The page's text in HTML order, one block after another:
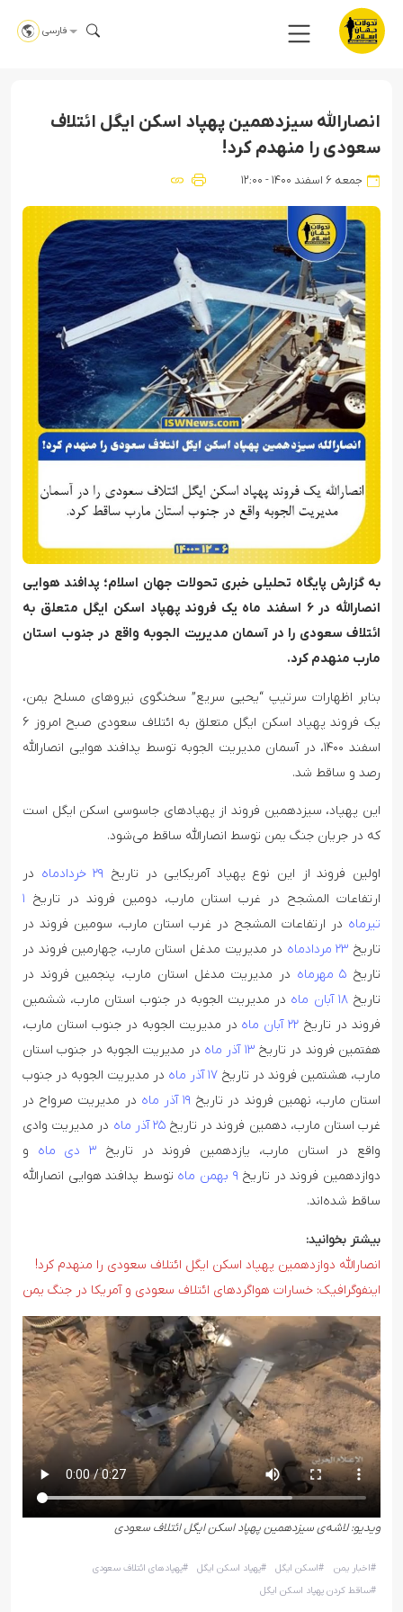
فارسی
انصارالله سیزدهمین پهپاد اسکن ایگل ائتلاف
سعودی را منهدم کرد!
جمعه ۶ اسفند ۱۴۰۰ - ۱۲:۰۰
به گزارش پایگاه تحلیلی خبری تحولات جهان اسلام؛ پدافند هوایی
انصارالله در ۶ اسفند ماه یک فروند پهپاد اسکن ایگل متعلق به
ائتلاف سعودی را در آسمان مدیریت الجوبه واقع در جنوب استان
مارب منهدم کرد.
بنابر اظهارات سرتیپ “یحیی سریع” سخنگوی نیروهای مسلح یمن،
یک فروند پهپاد اسکن ایگل متعلق به ائتلاف سعودی صبح امروز ۶
اسفند ۱۴۰۰، در آسمان مدیریت الجوبه توسط پدافند هوایی انصارالله
رصد و ساقط شد.
این پهپاد، سیزدهمین فروند از پهپادهای جاسوسی اسکن ایگل است
که در جریان جنگ یمن توسط انصارالله ساقط می‌شود.
اولین فروند از این نوع پهپاد آمریکایی در تاریخ ۲۹ خردادماه
در
ارتفاعات المشجح در غرب استان مارب، دومین فروند در تاریخ ۱
تیرماه در ارتفاعات المشجح در غرب استان مارب، سومین فروند در
تاریخ ۲۳ مردادماه
در مدیریت مدغل استان مارب، چهارمین فروند در
تاریخ ۵ مهرماه
در مدیریت مدغل استان مارب، پنجمین فروند در
تاریخ۱۸ آبان ماه
در مدیریت الجوبه در جنوب استان مارب، ششمین
فروند در تاریخ ۲۲ آبان ماه
در مدیریت الجوبه در جنوب استان مارب،
هفتمین فروند در تاریخ۱۳ آذر ماه
در مدیریت الجوبه در جنوب استان
مارب، هشتمین فروند در تاریخ ۱۷ آذر ماه
در مدیریت الجوبه در جنوب
استان مارب، نهمین فروند در تاریخ ۱۹ آذر ماه
در مدیریت صرواح در
غرب استان مارب، دهمین فروند در تاریخ۲۵ آذر ماه
در مدیریت وادی
واقع در استان مارب، یازدهمین فروند در تاریخ ۳ دی ماه
و
دوازدهمین فروند در تاریخ ۹ بهمن ماه
توسط پدافند هوایی انصارالله
ساقط شده‌اند.
بیشتر بخوانید:
انصارالله دوازدهمین پهپاد اسکن ایگل ائتلاف سعودی را منهدم کرد!
اینفوگرافیک: خسارات هواگردهای ائتلاف سعودی و آمریکا در جنگ یمن
ویدیو: لاشه‌ی سیزدهمین پهپاد اسکن ایگل ائتلاف سعودی
#اخبار یمن #اسکن ایگل #پهپاد اسکن ایگل #پهپادهای ائتلاف سعودی
#ساقط کردن پهپاد اسکن ایگل